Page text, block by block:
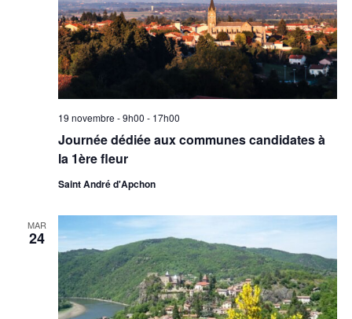
Journée dédiée aux communes candidates à
la 1ère fleur
19 novembre - 9h00 - 17h00
Saint André d'Apchon
MAR
24